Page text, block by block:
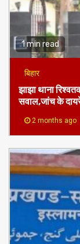
1 min read
बिहार
झाझा थाना
सवाल,जांच के
2 months ago